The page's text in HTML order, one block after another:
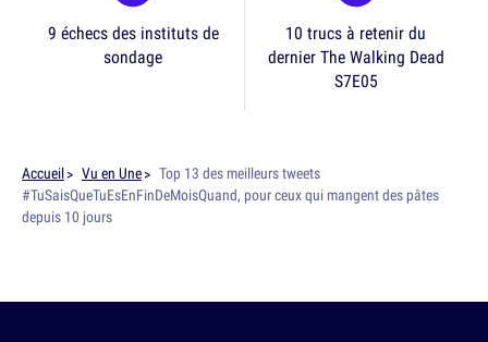
9 échecs des instituts de
sondage
10 trucs à retenir du
dernier The Walking Dead
S7E05
Accueil Vu en Une
Top 13 des meilleurs tweets
#TuSaisQueTuEsEnFinDeMoisQuand, pour ceux qui mangent des pâtes
depuis 10 jours